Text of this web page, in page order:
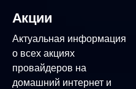
Акции
Актуальная информация
о всех акциях
провайдеров на
домашний интернет и